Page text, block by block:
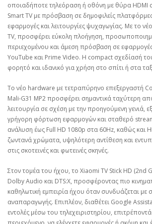
οποιαδήποτε τηλεόραση ή οθόνη με θύρα HDMI
Smart TV με πρόσβαση σε δημοφιλείς
εφαρμογές και λειτουργίες ψυχαγωγίας. Με το
TV, προσφέρει εύκολη πλοήγηση,
περιεχομένου και άμεση πρόσβαση σε
YouTube και Prime Video. Η compact σχεδίασή
φορητό και ιδανικό για χρήση στο σπίτι ή στα
Το νέο hardware με τετραπύρηνο επεξεργαστή
Mali-G31 MP2 προσφέρει σημαντικά ταχύτερη
λειτουργία σε σχέση με την προηγούμενη γενιά,
γρήγορη φόρτωση εφαρμογών και σταθερό
ανάλυση έως Full HD 1080p στα 60Hz, καθώς και
ζωντανά χρώματα, υψηλότερη αντίθεση και
στις σκοτεινές και φωτεινές σκηνές.
Στον τομέα του ήχου, το Xiaomi TV Stick HD (2nd
Dolby Audio και DTS:X, προσφέροντας πιο
καθηλωτική εμπειρία ήχου όταν συνδυάζεται με
αναπαραγωγής. Επιπλέον, διαθέτει Google
εντολές μέσω του τηλεχειριστηρίου,